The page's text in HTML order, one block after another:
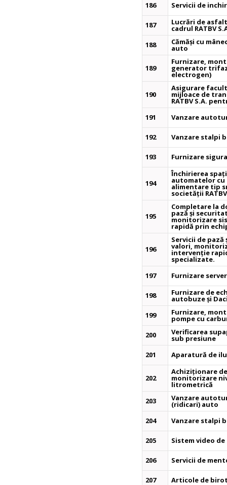
186 Servicii de
187 Lucrări de
cadrul RATBV
188
Cămăși cu
auto
189
Furnizare,
generator
electrogen)
190
Asigurare
mijloace de
RATBV S.A.
191
Vanzare
192 Vanzare stalpi
193 Furnizare
194
Închirierea
automatelor cu
alimentare tip
societății
195
Completare la
pază și
monitorizare
rapidă prin
196
Servicii de
valori,
intervenție
specializate.
197
Furnizare server
198 Furnizare de
autobuze și
199
Furnizare,
pompe cu
200
Verificarea
sub presiune
201
Aparatură de
202
Achiziționare
monitorizare
litrometrică
203
Vanzare
(ridicari) auto
204
Vanzare stalpi
205 Sistem video
206 Servicii de
207 Articole de